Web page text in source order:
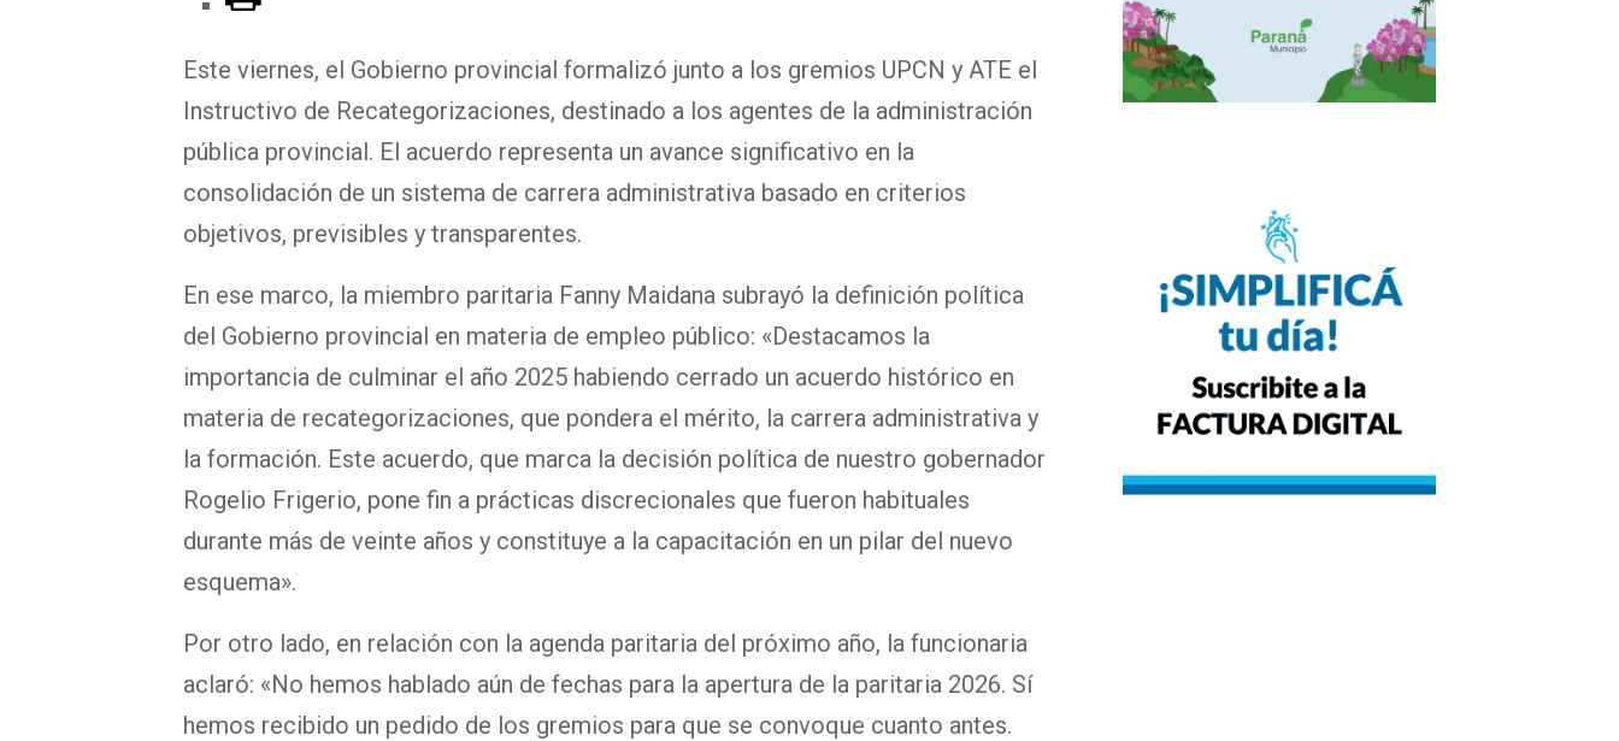
Este viernes, el Gobierno provincial formalizó junto a los gremios UPCN y ATE el
Instructivo de Recategorizaciones, destinado a los agentes de la administración
pública provincial. El acuerdo representa un avance significativo en la
consolidación de un sistema de carrera administrativa basado en criterios
objetivos, previsibles y transparentes.
En ese marco, la miembro paritaria Fanny Maidana subrayó la definición política
del Gobierno provincial en materia de empleo público: «Destacamos la
importancia de culminar el año 2025 habiendo cerrado un acuerdo histórico en
materia de recategorizaciones, que pondera el mérito, la carrera administrativa y
la formación. Este acuerdo, que marca la decisión política de nuestro gobernador
Rogelio Frigerio, pone fin a prácticas discrecionales que fueron habituales
durante más de veinte años y constituye a la capacitación en un pilar del nuevo
esquema».
Por otro lado, en relación con la agenda paritaria del próximo año, la funcionaria
aclaró: «No hemos hablado aún de fechas para la apertura de la paritaria 2026. Sí
hemos recibido un pedido de los gremios para que se convoque cuanto antes.